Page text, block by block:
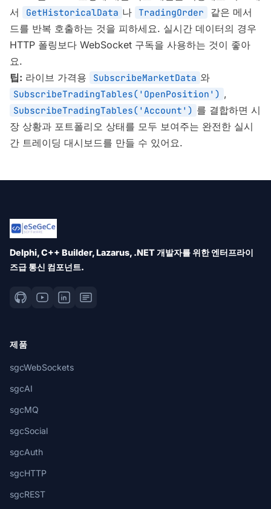
서
GetHistoricalData 나 TradingOrder
같은 메서
드를 반복 호출하는 것을 피하세요. 실시간 데이터의 경우
HTTP 폴링보다 WebSocket 구독을 사용하는 것이 좋아
요.
팁: 라이브 가격용 SubscribeMarketData 와
SubscribeTradingTables('OpenPosition') ,
SubscribeTradingTables('Account') 를 결합하면 시
장 상황과 포트폴리오 상태를 모두 보여주는 완전한 실시
간 트레이딩 대시보드를 만들 수 있어요.
Delphi, C++ Builder, Lazarus, .NET 개발자를 위한 엔터프라이
즈급 통신 컴포넌트.
제품
sgcWebSockets
sgcAI
sgcMQ
sgcSocial
sgcAuth
sgcHTTP
sgcREST